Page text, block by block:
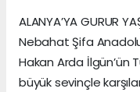
ALANYA’YA GURUR
Nebahat Şifa
Hakan Arda İlgün’ün
büyük sevinçle